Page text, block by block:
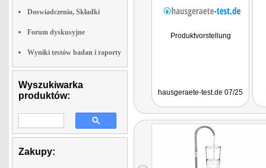
Doswiadczenia, Składki
Forum dyskusyjne
Wyniki testów badan i raporty
Wyszukiwarka
produktów:
Zakupy:
Produktvorstellung
hausgeraete-test.de 07/25